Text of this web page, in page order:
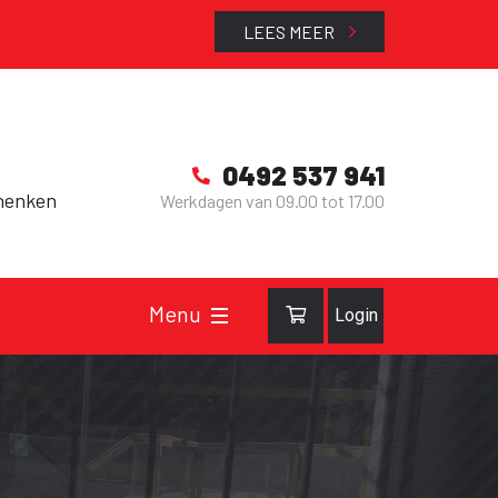
LEES MEER
0492 537 941
Werkdagen van 09.00 tot 17.00
Login